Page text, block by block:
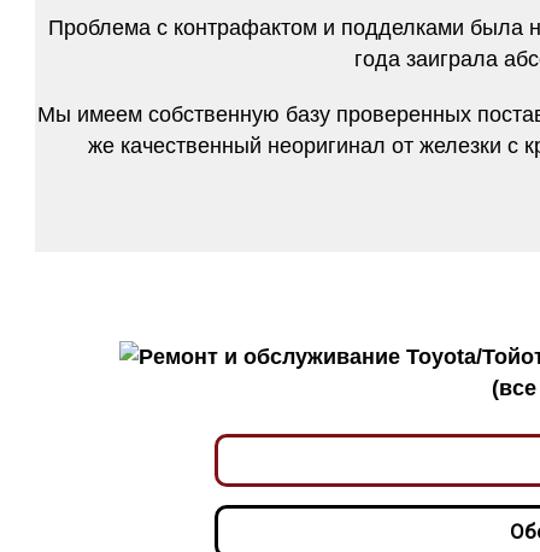
Проблема с контрафактом и подделками была
года заиграла
Мы имеем собственную базу проверенных
же качественный неоригинал от железки с